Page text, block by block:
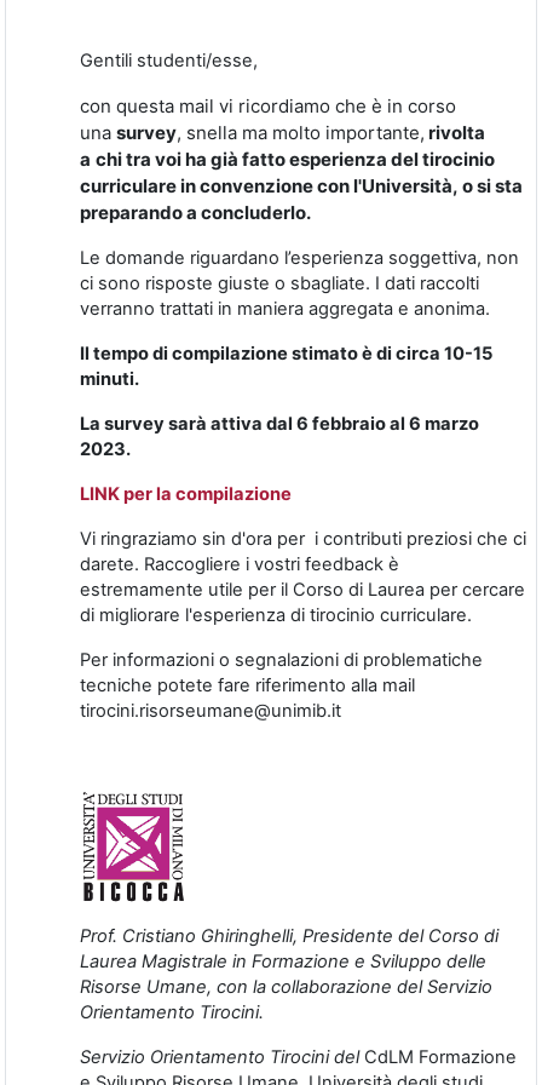
Gentili studenti/esse,
con questa mail vi ricordiamo che è in corso
una survey, snella ma molto importante, rivolta
a chi tra voi ha già fatto esperienza del tirocinio
curricularein convenzione con l'Università, o si sta
preparando a concluderlo.
Le domande riguardano l’esperienza soggettiva, non
ci sono risposte giuste o sbagliate. I dati raccolti
verranno trattati in maniera aggregata e anonima.
Il tempo di compilazione stimato è di circa 10-15
minuti.
La survey sarà attiva dal 6 febbraio al 6 marzo
2023.
LINK per la compilazione
Vi ringraziamo sin d'ora per i contributi preziosi che ci
darete. Raccogliere i vostri feedback è
estremamente utile per il Corso di Laurea per cercare
di migliorare l'esperienza di tirocinio curriculare.
Per informazioni o segnalazioni di problematiche
tecniche potete fare riferimento alla mail
tirocini.risorseumane@unimib.it
Prof. Cristiano Ghiringhelli, Presidente del Corso di
Laurea Magistrale in Formazione e Sviluppo delle
Risorse Umane, con la collaborazione del Servizio
Orientamento Tirocini.
Servizio Orientamento Tirocini del CdLM Formazione